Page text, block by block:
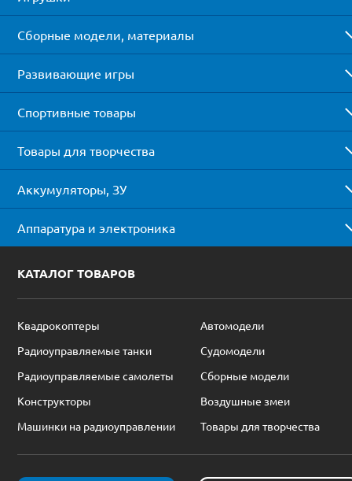
Сборные модели, материалы
Развивающие игры
Спортивные товары
Товары для творчества
Аккумуляторы, ЗУ
Аппаратура и электроника
КАТАЛОГ ТОВАРОВ
Квадрокоптеры
Автомодели
Радиоуправляемые танки
Судомодели
Радиоуправляемые самолеты
Сборные модели
Конструкторы
Воздушные змеи
Машинки на радиоуправлении
Товары для творчества